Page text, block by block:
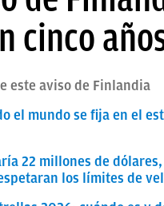
cinco
este aviso de Finlandia
el mundo se fija en el
22 millones de
los límites de